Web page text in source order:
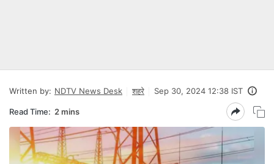
Written by: NDTV News Desk शहरे Sep 30, 2024 12:38 IST
Read Time: 2 mins